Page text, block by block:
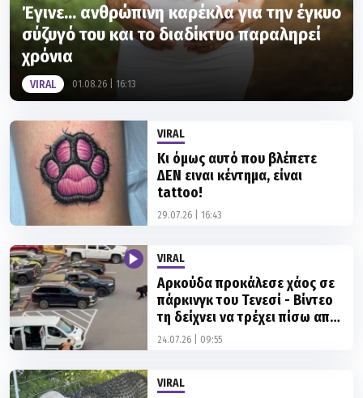
Έγινε... ανθρώπινη καρέκλα για την έγκυο
σύζυγό του και το διαδίκτυο παραληρεί
χρόνια
VIRAL 01.08.26 | 16:13
VIRAL
Κι όμως αυτό που βλέπετε
ΔΕΝ ειναι κέντημα, είναι
tattoo!
29.07.26 | 16:43
VIRAL
Αρκούδα προκάλεσε χάος σε
πάρκινγκ του Τενεσί - Βίντεο
τη δείχνει να τρέχει πίσω από
πολίτες!
24.07.26 | 09:55
VIRAL